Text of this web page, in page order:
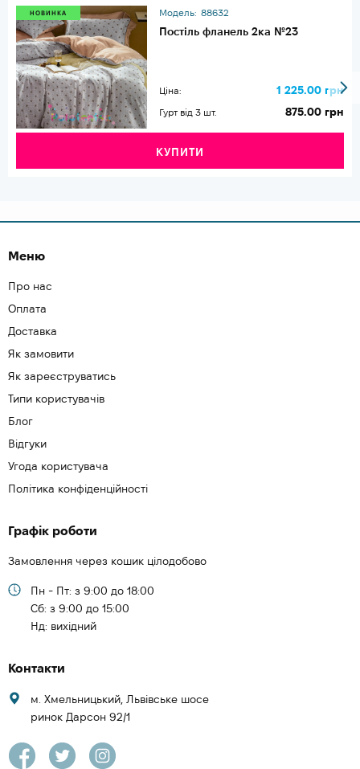
НОВИНКА Модель: 88632
Постіль фланель 2ка №23
Ціна: 1 225.00 грн
Гурт від 3 шт. 875.00 грн
КУПИТИ
Меню
Про нас
Оплата
Доставка
Як замовити
Як зареєструватись
Типи користувачів
Блог
Відгуки
Угода користувача
Політика конфіденційності
Графік роботи
Замовлення через кошик цілодобово
Пн - Пт: з 9:00 до 18:00
Cб: з 9:00 до 15:00
Нд: вихідний
Контакти
м. Хмельницький, Львівське шосе
ринок Дарсон 92/1